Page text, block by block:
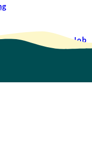
selvbetjeningJob